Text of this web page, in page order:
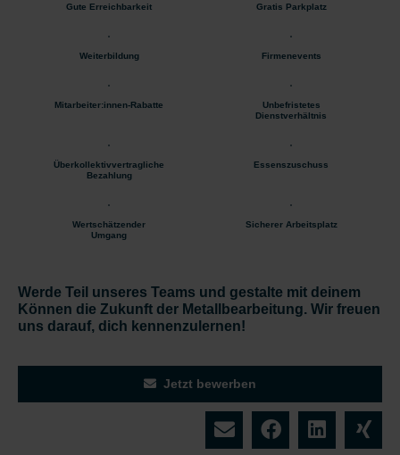
Gute Erreichbarkeit Gratis Parkplatz
Weiterbildung Firmenevents
Mitarbeiter:innen-Rabatte
Unbefristetes
Dienstverhältnis
Überkollektivvertragliche
Bezahlung
Essenszuschuss
Wertschätzender
Umgang
Sicherer Arbeitsplatz
Werde Teil unseres Teams und gestalte mit deinem
Können die Zukunft der Metallbearbeitung. Wir freuen
uns darauf, dich kennenzulernen!
Jetzt bewerben